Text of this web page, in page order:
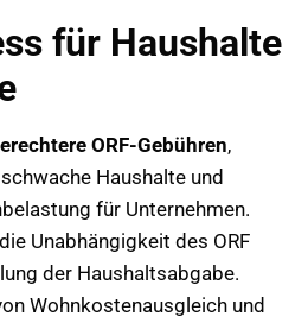
für Haushalte
ORF-Gebühren,
Haushalte und
für Unternehmen.
Unabhängigkeit des ORF
der Haushaltsabgabe.
Wohnkostenausgleich und